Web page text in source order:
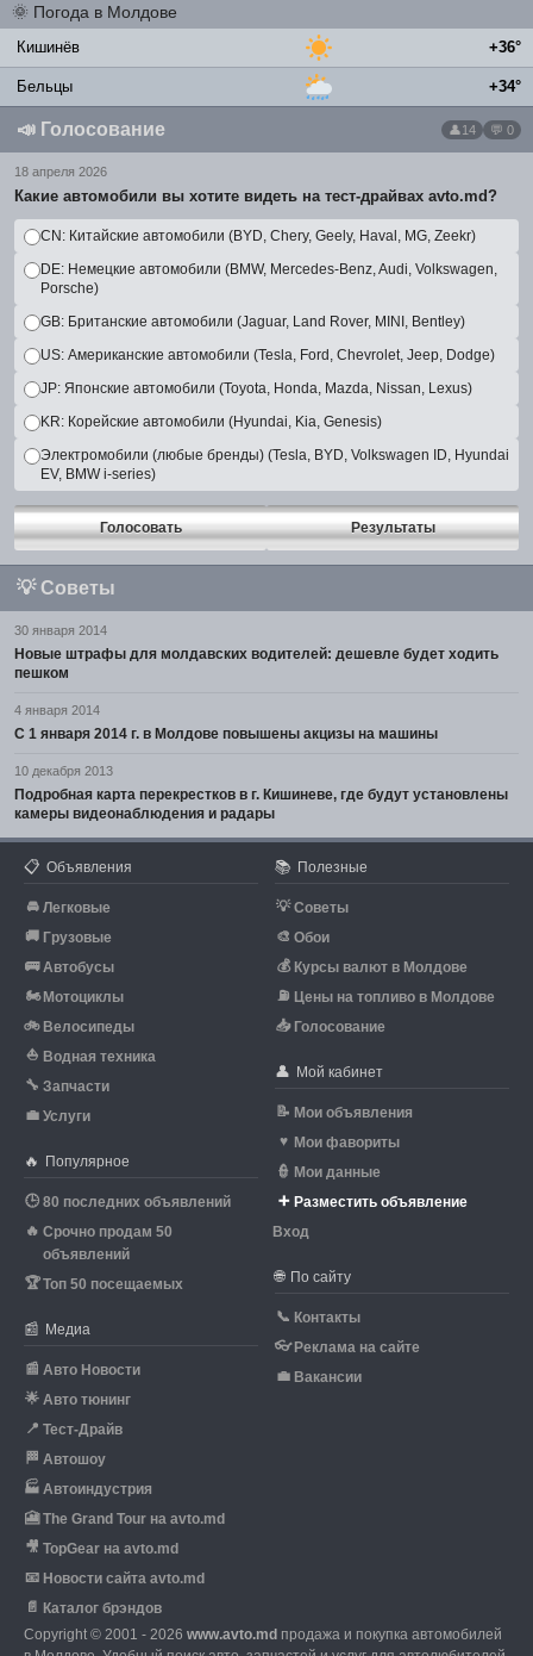
🌞 Погода в Молдове
Кишинёв +36°
Бельцы +34°
📣 Голосование 14 💬 0
18 апреля 2026
Какие автомобили вы хотите видеть на тест-драйвах avto.md?
CN: Китайские автомобили (BYD, Chery, Geely, Haval, MG, Zeekr)
DE: Немецкие автомобили (BMW, Mercedes-Benz, Audi, Volkswagen,
Porsche)
GB: Британские автомобили (Jaguar, Land Rover, MINI, Bentley)
US: Американские автомобили (Tesla, Ford, Chevrolet, Jeep, Dodge)
JP: Японские автомобили (Toyota, Honda, Mazda, Nissan, Lexus)
KR: Корейские автомобили (Hyundai, Kia, Genesis)
Электромобили (любые бренды) (Tesla, BYD, Volkswagen ID, Hyundai
EV, BMW i-series)
Голосовать Результаты
💡 Советы
30 января 2014
Новые штрафы для молдавских водителей: дешевле будет ходить
пешком
4 января 2014
С 1 января 2014 г. в Молдове повышены акцизы на машины
10 декабря 2013
Подробная карта перекрестков в г. Кишиневе, где будут установлены
камеры видеонаблюдения и радары
📋 Объявления
🚘 Легковые
🚚 Грузовые
🚌 Автобусы
🏍 Мотоциклы
🚲 Велосипеды
⛵ Водная техника
🔧 Запчасти
💼 Услуги
🔥 Популярное
🕒 80 последних объявлений
🔥 Срочно продам 50
объявлений
🏆Топ 50 посещаемых
📰 Медиа
📰 Авто Новости
🌟 Авто тюнинг
📍 Тест-Драйв
🏁 Автошоу
🏭 Автоиндустрия
🎦 The Grand Tour на avto.md
🎥 TopGear на avto.md
📧 Новости сайта avto.md
📄 Каталог брэндов
📚 Полезные
💡 Советы
🎨 Обои
💰 Курсы валют в Молдове
⛽ Цены на топливо в Молдове
📥 Голосование
👤 Мой кабинет
📝 Мои объявления
♥ Мои фавориты
👮 Мои данные
➕ Разместить объявление
Вход
🌐 По сайту
📞 Контакты
👓 Реклама на сайте
💼 Вакансии
Copyright © 2001 - 2026 www.avto.md продажа и покупка автомобилей